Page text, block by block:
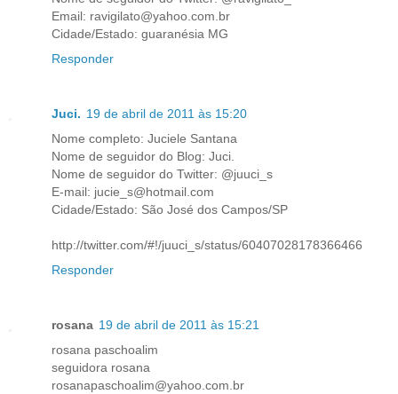
Email: ravigilato@yahoo.com.br
Cidade/Estado: guaranésia MG
Responder
Juci. 19 de abril de 2011 às 15:20
Nome completo: Juciele Santana
Nome de seguidor do Blog: Juci.
Nome de seguidor do Twitter: @juuci_s
E-mail: jucie_s@hotmail.com
Cidade/Estado: São José dos Campos/SP
http://twitter.com/#!/juuci_s/status/60407028178366466
Responder
rosana 19 de abril de 2011 às 15:21
rosana paschoalim
seguidora rosana
rosanapaschoalim@yahoo.com.br